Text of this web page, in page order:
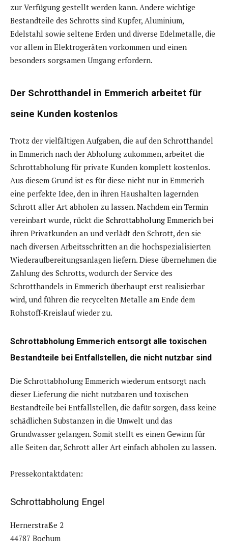
zur Verfügung gestellt werden kann. Andere wichtige
Bestandteile des Schrotts sind Kupfer, Aluminium,
Edelstahl sowie seltene Erden und diverse Edelmetalle, die
vor allem in Elektrogeräten vorkommen und einen
besonders sorgsamen Umgang erfordern.
Der Schrotthandel in Emmerich arbeitet für
seine Kunden kostenlos
Trotz der vielfältigen Aufgaben, die auf den Schrotthandel
in Emmerich nach der Abholung zukommen, arbeitet die
Schrottabholung für private Kunden komplett kostenlos.
Aus diesem Grund ist es für diese nicht nur in Emmerich
eine perfekte Idee, den in ihren Haushalten lagernden
Schrott aller Art abholen zu lassen. Nachdem ein Termin
vereinbart wurde, rückt die Schrottabholung Emmerichbei
ihren Privatkunden an und verlädt den Schrott, den sie
nach diversen Arbeitsschritten an die hochspezialisierten
Wiederaufbereitungsanlagen liefern. Diese übernehmen die
Zahlung des Schrotts, wodurch der Service des
Schrotthandels in Emmerich überhaupt erst realisierbar
wird, und führen die recycelten Metalle am Ende dem
Rohstoff-Kreislauf wieder zu.
Schrottabholung Emmerich entsorgt alle toxischen
Bestandteile bei Entfallstellen, die nicht nutzbar sind
Die Schrottabholung Emmerich wiederum entsorgt nach
dieser Lieferung die nicht nutzbaren und toxischen
Bestandteile bei Entfallstellen, die dafür sorgen, dass keine
schädlichen Substanzen in die Umwelt und das
Grundwasser gelangen. Somit stellt es einen Gewinn für
alle Seiten dar, Schrott aller Art einfach abholen zu lassen.
Pressekontaktdaten:
Schrottabholung Engel
Hernerstraße 2
44787 Bochum